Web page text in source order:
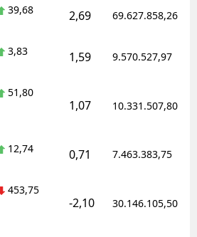
39,68 2,69 69.627.858,26
3,83 1,59 9.570.527,97
51,80
1,07 10.331.507,80
12,74 0,71 7.463.383,75
453,75
-2,10 30.146.105,50